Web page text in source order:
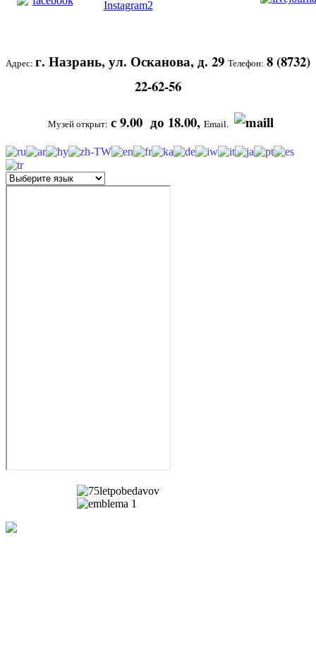
Адрес: г. Назрань, ул. Осканова, д. 29 Телефон: 8 (8732)
22-62-56
Музей открыт: с 9.00 до 18.00, Email.